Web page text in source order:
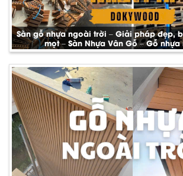
Sàn gỗ nhựa ngoài trời – Giải pháp đẹp,
mọt – Sàn Nhựa Vân Gỗ – Gỗ